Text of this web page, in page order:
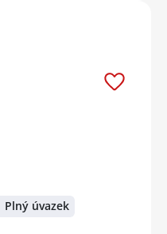
Plný úvazek